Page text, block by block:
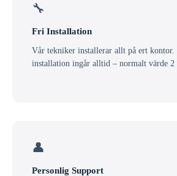
🔧
Fri Installation
Vår tekniker installerar allt på ert kontor.
installation ingår alltid – normalt värde 2
👤
Personlig Support